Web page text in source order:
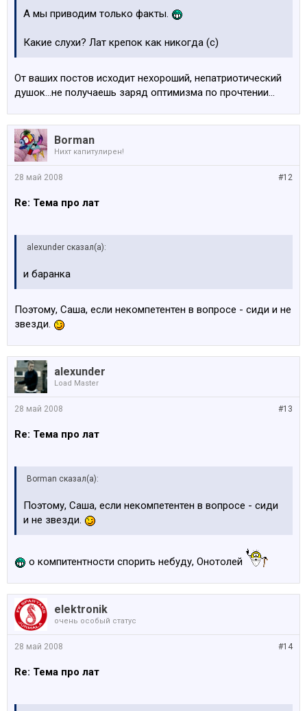
А мы приводим только факты.
Какие слухи? Лат крепок как никогда (с)
От ваших постов исходит нехороший, непатриотический
душок...не получаешь заряд оптимизма по прочтении...
Borman
Нихт капитулирен!
#12
28 май 2008
Re: Тема про лат
alexunder сказал(а):
и баранка
Поэтому, Саша, если некомпетентен в вопросе - сиди и не
звезди.
alexunder
Load Master
#13
28 май 2008
Re: Тема про лат
Borman сказал(а):
Поэтому, Саша, если некомпетентен в вопросе - сиди
и не звезди.
о компитентности спорить небуду, Онотолей
elektronik
очень особый статус
#14
28 май 2008
Re: Тема про лат